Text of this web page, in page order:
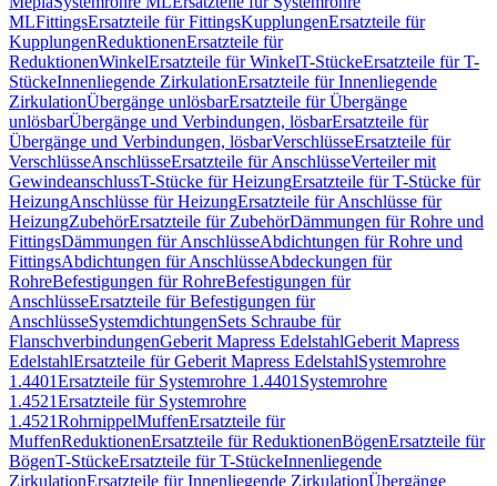
MLFittingsErsatzteile für FittingsKupplungenErsatzteile für
KupplungenReduktionenErsatzteile für
ReduktionenWinkelErsatzteile für WinkelT-StückeErsatzteile für T-
StückeInnenliegende ZirkulationErsatzteile für Innenliegende
ZirkulationÜbergänge unlösbarErsatzteile für Übergänge
unlösbarÜbergänge und Verbindungen, lösbarErsatzteile für
Übergänge und Verbindungen, lösbarVerschlüsseErsatzteile für
VerschlüsseAnschlüsseErsatzteile für AnschlüsseVerteiler mit
GewindeanschlussT-Stücke für HeizungErsatzteile für T-Stücke für
HeizungAnschlüsse für HeizungErsatzteile für Anschlüsse für
HeizungZubehörErsatzteile für ZubehörDämmungen für Rohre und
FittingsDämmungen für AnschlüsseAbdichtungen für Rohre und
FittingsAbdichtungen für AnschlüsseAbdeckungen für
RohreBefestigungen für RohreBefestigungen für
AnschlüsseErsatzteile für Befestigungen für
AnschlüsseSystemdichtungenSets Schraube für
FlanschverbindungenGeberit Mapress EdelstahlGeberit Mapress
EdelstahlErsatzteile für Geberit Mapress EdelstahlSystemrohre
1.4401Ersatzteile für Systemrohre 1.4401 Systemrohre
1.4521Ersatzteile für Systemrohre
1.4521RohrnippelMuffenErsatzteile für
MuffenReduktionenErsatzteile für ReduktionenBögenErsatzteile für
BögenT-StückeErsatzteile für T-StückeInnenliegende
ZirkulationErsatzteile für Innenliegende ZirkulationÜbergänge